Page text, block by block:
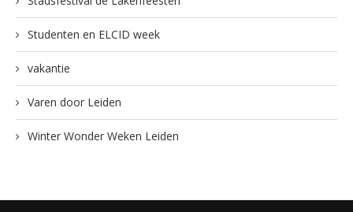
Studenten en ELCID week
vakantie
Varen door Leiden
Winter Wonder Weken Leiden